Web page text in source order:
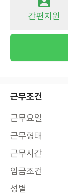
간편지원
근무조건
근무요일
근무형태
근무시간
임금조건
성별